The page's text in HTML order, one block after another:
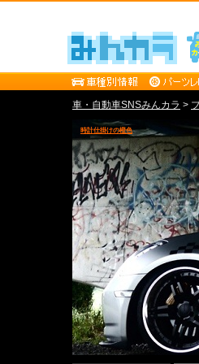
車・自動車SNSみんカラ >
時計仕掛けの橙色